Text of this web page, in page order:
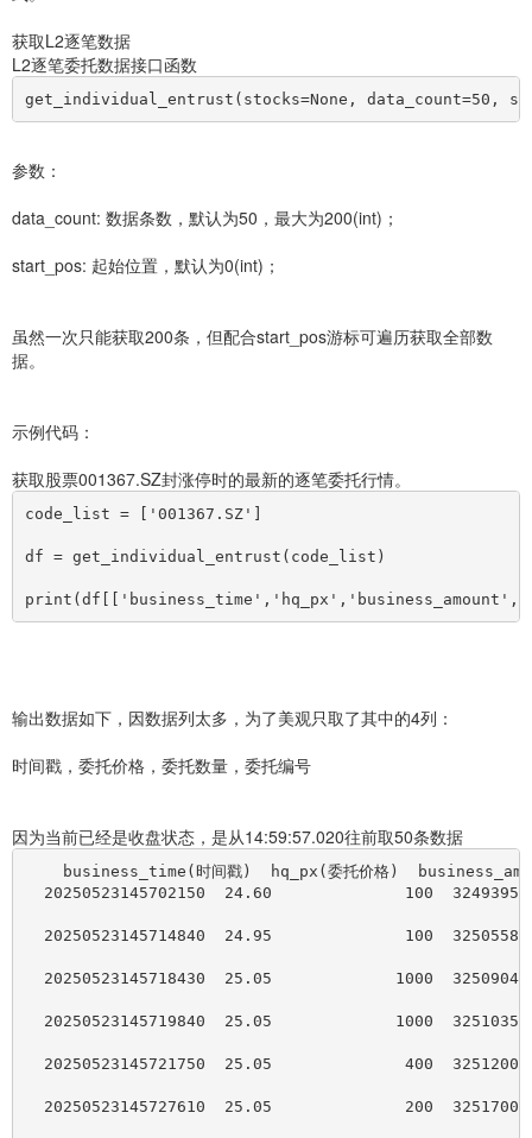
获取L2逐笔数据
L2逐笔委托数据接口函数
get_individual_entrust(stocks=None, data_count=50,
参数：
data_count: 数据条数，默认为50，最大为200(int)；
start_pos: 起始位置，默认为0(int)；
虽然一次只能获取200条，但配合start_pos游标可遍历获取全部数
据。
示例代码：
获取股票001367.SZ封涨停时的最新的逐笔委托行情。
code_list = [ '001367.SZ']
df = get_individual_entrust(code_list)
print(df [ [
输出数据如下，因数据列太多，为了美观只取了其中的4列：
时间戳，委托价格，委托数量，委托编号
因为当前已经是收盘状态，是从14:59:57.020往前取50条数据
business_time(时间戳)  hq_px(委托价格)
  20250523145702150  24.60              100  32493957
  20250523145714840  24.95              100  32505581
  20250523145718430  25.05             1000  32509041
  20250523145719840  25.05             1000  32510350
  20250523145721750  25.05              400  32512000
  20250523145727610  25.05              200  32517007